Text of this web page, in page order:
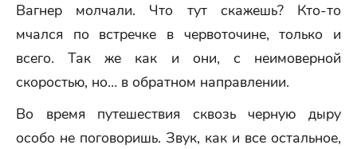
Вагнер молчали. Что тут скажешь? Кто-то
мчался по встречке в червоточине, только и
всего. Так же как и они, с неимоверной
скоростью, но… в обратном направлении.
Во время путешествия сквозь черную дыру
особо не поговоришь. Звук, как и все остальное,